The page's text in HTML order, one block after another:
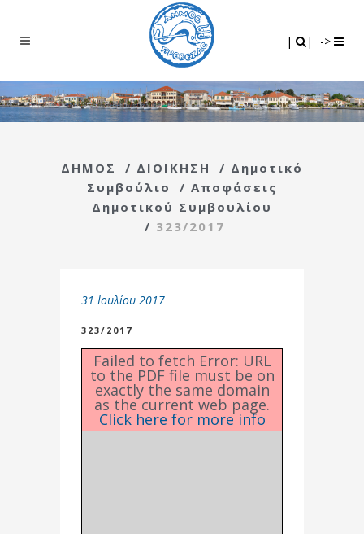
| | ->
ΔΗΜΟΣ / ΔΙΟΙΚΗΣΗ / Δημοτικό
Συμβούλιο
/ Αποφάσεις
Δημοτικού Συμβουλίου
/ 323/2017
31 Ιουλίου 2017
323/2017
Failed to fetch Error: URL
to the PDF file must be on
exactly the same domain
as the current web page.
Click here for more info